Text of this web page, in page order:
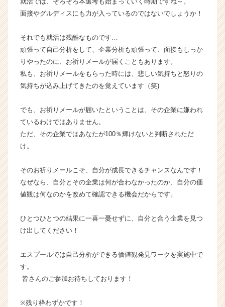
ラ
イ
|
ン
チ
ャ
ー・
長
企
か
カ
ウ
ト
サ
ト
面接やグルディスにも力が入っているのではないでしょうか！
それでも就活は残酷なものです…
頑張って自己分析をして、企業分析も頑張って、面接もしっか
りやったのに、お祈りメールが届くこともあります。
私も、お祈りメールをもらった時には、悲しい気持ちと怒りの
気持ちが込み上げてきたのを覚えています（笑)
でも、お祈りメールが届いたということは、その企業に嫌われ
ているわけではありません。
ただ、その企業ではあなたが100％輝けないと判断されただ
け。
そのお祈りメールこそ、自分が成長できるチャンスなんです！
なぜなら、自分とその企業は何が合わなかったのか、自分の価
値観は何なのかを改めて確認できる機会だからです。
ひとつひとつの結果に一喜一憂せずに、自分と合う企業を見つ
け出してください！
エスプールでは自己分析ができる価値観発見ワークを実施中で
す。
皆さんのご参加お待ちしております！
※残り枠わずかです！